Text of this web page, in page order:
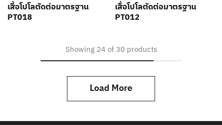
เสื้อโปโลตัดต่อมาตรฐาน
PT018
เสื้อโปโลตัดต่อมาตรฐาน
PT012
Showing24of 30 products
Load More